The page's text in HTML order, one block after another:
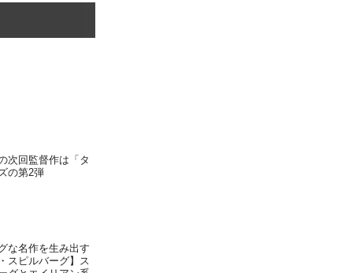
次回監督作は「タ
の第2弾
な名作を生み出す
スピルバーグ】ス